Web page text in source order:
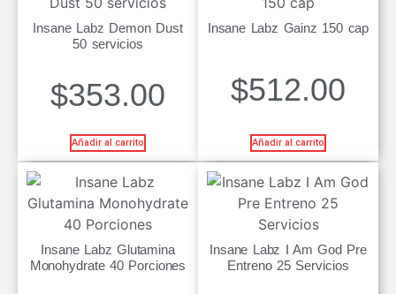
Insane Labz Demon Dust
50 servicios
$353.00
Añadir al carrito
Insane Labz Gainz 150 cap
$512.00
Añadir al carrito
Insane Labz Glutamina
Monohydrate 40 Porciones
Insane Labz I Am God Pre
Entreno 25 Servicios